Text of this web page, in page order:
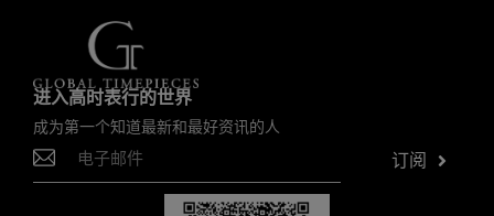
进入高时表行的世界
成为第一个知道最新和最好资讯的人
订阅